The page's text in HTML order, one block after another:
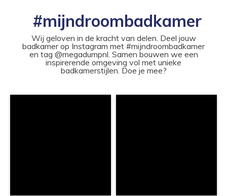
#mijndroombadkamer
Wij geloven in de kracht van delen. Deel jouw
badkamer op Instagram met #mijndroombadkamer
en tag @megadumpnl. Samen bouwen we een
inspirerende omgeving vol met unieke
badkamerstijlen. Doe je mee?